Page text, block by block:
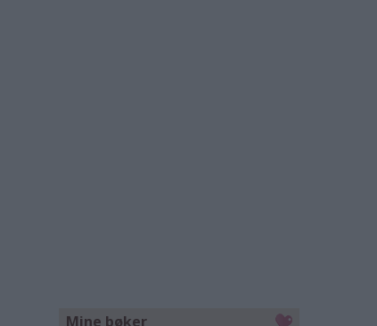
Mine bøker